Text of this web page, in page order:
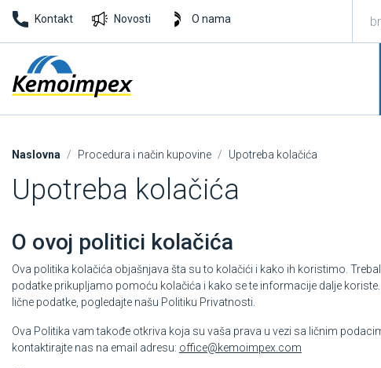
Kontakt Novosti O nama
Naslovna Procedura i način kupovine Upotreba kolačića
Upotreba kolačića
O ovoj politici kolačića
Ova politika kolačića objašnjava šta su to kolačići i kako ih koristimo.
podatke prikupljamo pomoću kolačića i kako se te informacije dalje
lične podatke, pogledajte našu Politiku Privatnosti.
Ova Politika vam takođe otkriva koja su vaša prava u vezi sa ličnim
kontaktirajte nas na email adresu: office@kemoimpex.com